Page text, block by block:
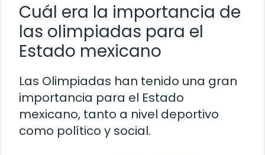
Cuál era la importancia de
las olimpiadas para el
Estado mexicano
Las Olimpiadas han tenido una gran
importancia para el Estado
mexicano, tanto a nivel deportivo
como político y social.